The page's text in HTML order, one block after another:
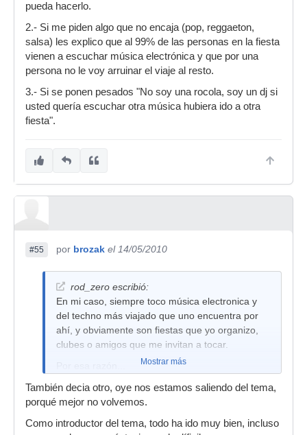
pueda hacerlo.
2.- Si me piden algo que no encaja (pop, reggaeton,
salsa) les explico que al 99% de las personas en la fiesta
vienen a escuchar música electrónica y que por una
persona no le voy arruinar el viaje al resto.
3.- Si se ponen pesados "No soy una rocola, soy un dj si
usted quería escuchar otra música hubiera ido a otra
fiesta".
#55 por brozak el 14/05/2010
rod_zero escribió:
En mi caso, siempre toco música electronica y
del techno más viajado que uno encuentra por
ahí, y obviamente son fiestas que yo organizo,
clubes o amigos que me invitan a tocar.
1.- Si me piden algo del genero lo intento poner
cuando pueda hacerlo.
2.- Si me piden algo que no encaja (pop,
Mostrar más
También decia otro, oye nos estamos saliendo del tema,
porqué mejor no volvemos.
Como introductor del tema, todo ha ido muy bien, incluso